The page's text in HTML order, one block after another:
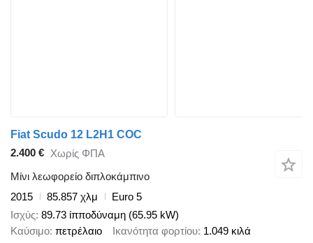
Fiat Scudo 12 L2H1 COC
2.400 € Χωρίς ΦΠΑ
Μίνι λεωφορείο διπλοκάμπινο
2015
85.857 χλμ
Euro 5
Ισχύς 89.73 ίπποδύναμη (65.95 kW)
Καύσιμο πετρέλαιο Ικανότητα φορτίου 1.049 κιλά